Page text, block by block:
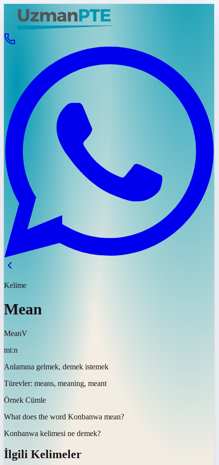
Kelime
Mean
MeanV
miːn
Anlamına gelmek, demek istemek
Türevler: means, meaning, meant
Örnek Cümle
What does the word Konbanwa mean?
Konbanwa kelimesi ne demek?
İlgili Kelimeler